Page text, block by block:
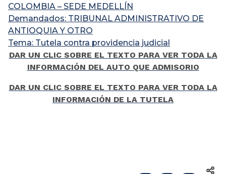
COLOMBIA – SEDE MEDELLÍN
Demandados: TRIBUNAL ADMINISTRATIVO DE
ANTIOQUIA Y OTRO
Tema: Tutela contra providencia judicial
DAR UN CLIC SOBRE EL TEXTO PARA VER TODA LA
INFORMACIÓN DEL AUTO QUE ADMISORIO
DAR UN CLIC SOBRE EL TEXTO PARA VER TODA LA
INFORMACIÓN DE LA TUTELA